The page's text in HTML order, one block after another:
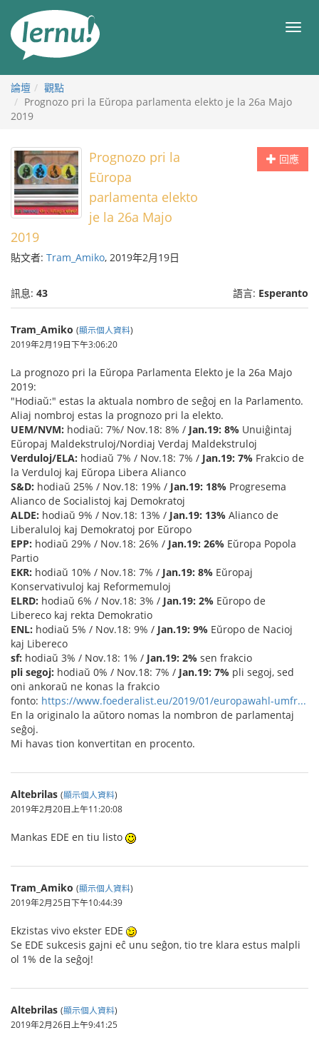
目
論壇
觀點
Prognozo pri la Eŭropa parlamenta elekto je la 26a Majo
2019
回應
Prognozo pri la
Eŭropa
parlamenta elekto
je la 26a Majo
2019
貼文者: Tram_Amiko, 2019年2月19日
訊息: 43 語言: Esperanto
Tram_Amiko (顯示個人資料)
2019年2月19日下午3:06:20
La prognozo pri la Eŭropa Parlamenta Elekto je la 26a Majo
2019:
"Hodiaŭ:" estas la aktuala nombro de seĝoj en la Parlamento.
Aliaj nombroj estas la prognozo pri la elekto.
UEM/NVM: hodiaŭ: 7%/ Nov.18: 8% / Jan.19: 8% Unuiĝintaj
Eŭropaj Maldekstruloj/Nordiaj Verdaj Maldekstruloj
Verduloj/ELA: hodiaŭ 7% / Nov.18: 7% / Jan.19: 7% Frakcio de
la Verduloj kaj Eŭropa Libera Alianco
S&D: hodiaŭ 25% / Nov.18: 19% / Jan.19: 18% Progresema
Alianco de Socialistoj kaj Demokratoj
ALDE: hodiaŭ 9% / Nov.18: 13% / Jan.19: 13% Alianco de
Liberaluloj kaj Demokratoj por Eŭropo
EPP: hodiaŭ 29% / Nov.18: 26% / Jan.19: 26% Eŭropa Popola
Partio
EKR: hodiaŭ 10% / Nov.18: 7% / Jan.19: 8% Eŭropaj
Konservativuloj kaj Reformemuloj
ELRD: hodiaŭ 6% / Nov.18: 3% / Jan.19: 2% Eŭropo de
Libereco kaj rekta Demokratio
ENL: hodiaŭ 5% / Nov.18: 9% / Jan.19: 9% Eŭropo de Nacioj
kaj Libereco
sf: hodiaŭ 3% / Nov.18: 1% / Jan.19: 2% sen frakcio
pli segoj: hodiaŭ 0% / Nov.18: 7% / Jan.19: 7% pli segoj, sed
oni ankoraŭ ne konas la frakcio
fonto: https://www.foederalist.eu/2019/01/europawahl-umfr...
En la originalo la aŭtoro nomas la nombron de parlamentaj
seĝoj.
Mi havas tion konvertitan en procento.
Altebrilas (顯示個人資料)
2019年2月20日上午11:20:08
Mankas EDE en tiu listo
Tram_Amiko (顯示個人資料)
2019年2月25日下午10:44:39
Ekzistas vivo ekster EDE
Se EDE sukcesis gajni eĉ unu seĝon, tio tre klara estus malpli
ol 1% de la seĝoj!
Altebrilas (顯示個人資料)
2019年2月26日上午9:41:25